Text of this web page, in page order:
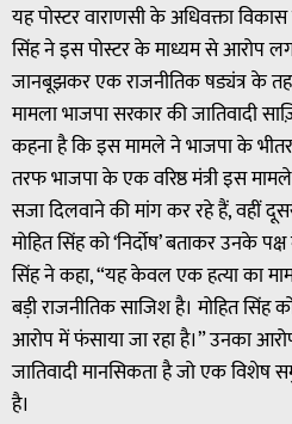
यह पोस्टर वाराणसी के अधिवक्ता विकास
सिंह ने इस पोस्टर के माध्यम से आरोप
जानबूझकर एक राजनीतिक षड्यंत्र के
मामला भाजपा सरकार की जातिवादी
कहना है कि इस मामले ने भाजपा के
तरफ भाजपा के एक वरिष्ठ मंत्री इस
सजा दिलवाने की मांग कर रहे हैं, वहीं
मोहित सिंह को ‘निर्दोष’ बताकर उनके
सिंह ने कहा, “यह केवल एक हत्या का
बड़ी राजनीतिक साजिश है। मोहित
आरोप में फंसाया जा रहा है।” उनका
जातिवादी मानसिकता है जो एक विशेष
है।